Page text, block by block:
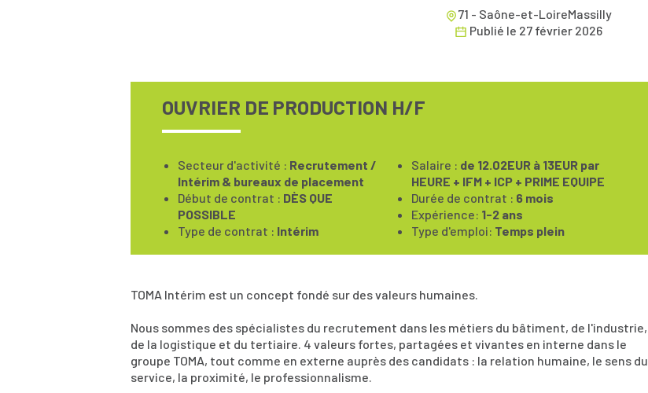
71 - Saône-et-LoireMassilly
Publié le 27 février 2026
OUVRIER DE PRODUCTION H/F
Secteur d'activité : Recrutement /
Intérim & bureaux de placement
Début de contrat : DÈS QUE
POSSIBLE
Type de contrat : Intérim
Salaire : de 12.02EUR à 13EUR par
HEURE + IFM + ICP + PRIME EQUIPE
Durée de contrat : 6 mois
Expérience: 1-2 ans
Type d'emploi: Temps plein
TOMA Intérim est un concept fondé sur des valeurs humaines.
Nous sommes des spécialistes du recrutement dans les métiers du bâtiment, de l'industrie,
de la logistique et du tertiaire. 4 valeurs fortes, partagées et vivantes en interne dans le
groupe TOMA, tout comme en externe auprès des candidats : la relation humaine, le sens du
service, la proximité, le professionnalisme.